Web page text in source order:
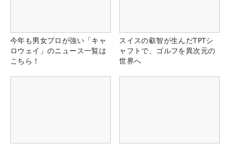
今年も男女プロが強い「キャ
ロウェイ」のニュース一覧は
こちら！
スイスの叡智が生んだTPTシ
ャフトで、ゴルフを異次元の
世界へ